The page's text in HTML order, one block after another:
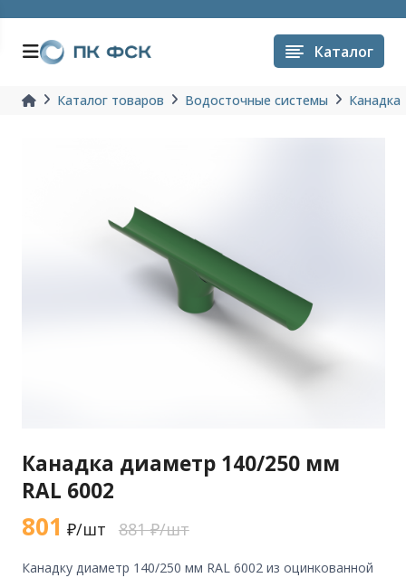
Каталог
Каталог товаров Водосточные системы Канадка
Канадка диаметр 140/250 мм
RAL 6002
801 ₽/шт 881 ₽/шт
канадку диаметр 140/250 мм RAL 6002 из оцинкованной